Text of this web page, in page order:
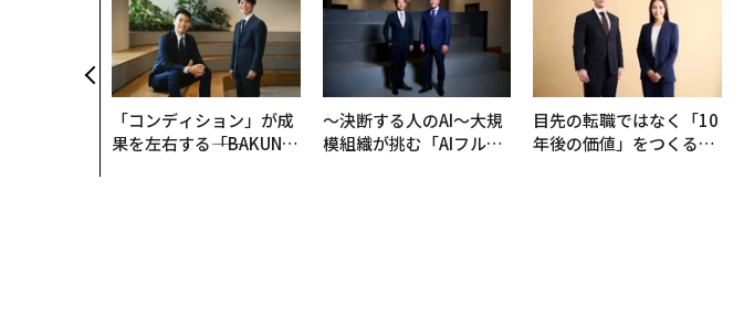
「コンディション」が成
果を左右する――「BAKUN
〜決断する人のAI〜大規
模組織が挑む「AIフル実
目先の転職ではなく「10
年後の価値」をつくる─